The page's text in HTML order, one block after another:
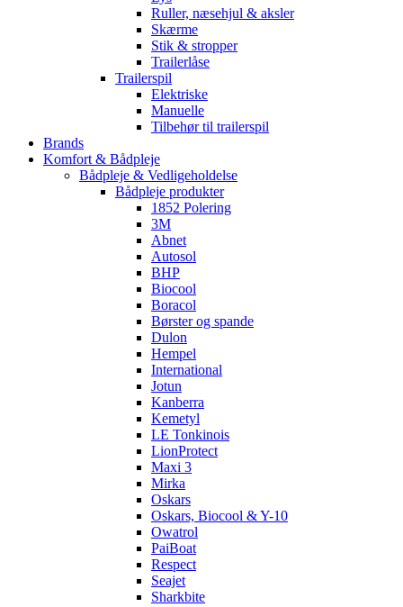
Ruller, næsehjul & aksler
Skærme
Stik & stropper
Trailerlåse
Trailerspil
Elektriske
Manuelle
Tilbehør til trailerspil
Brands
Komfort & Bådpleje
Bådpleje & Vedligeholdelse
Bådpleje produkter
1852 Polering
3M
Abnet
Autosol
BHP
Biocool
Boracol
Børster og spande
Dulon
Hempel
International
Jotun
Kanberra
Kemetyl
LE Tonkinois
LionProtect
Maxi 3
Mirka
Oskars
Oskars, Biocool & Y-10
Owatrol
PaiBoat
Respect
Seajet
Sharkbite